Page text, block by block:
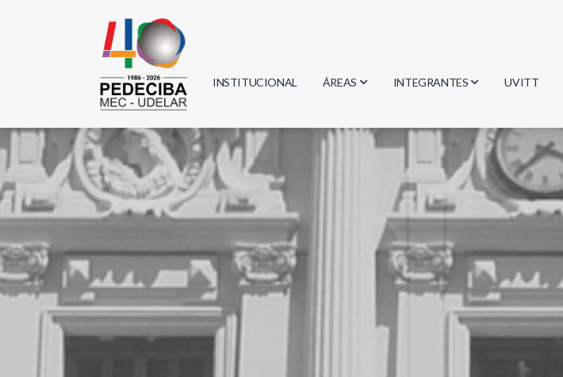
INSTITUCIONAL ÁREAS
Biología
Matemática
INTEGRANTES
Investigadores
Estudiantes
Egresados
UVITT